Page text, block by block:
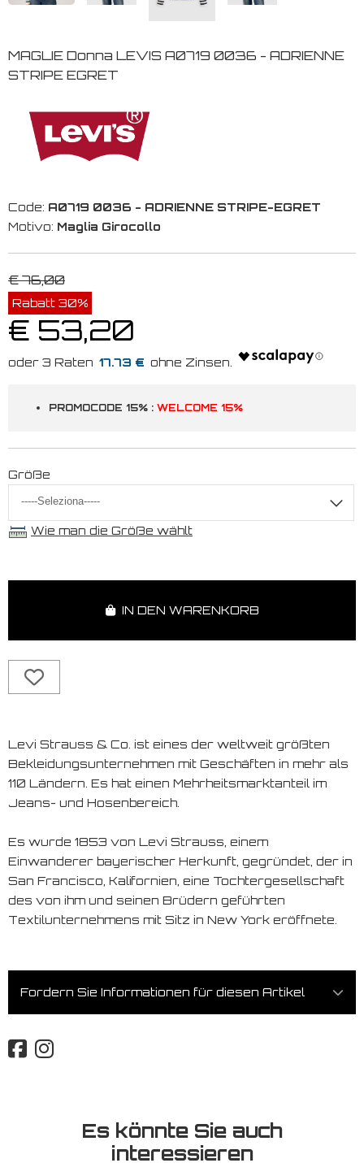
MAGLIE Donna LEVIS A0719 0036 - ADRIENNE
STRIPE EGRET
Code: A0719 0036 - ADRIENNE STRIPE-EGRET
Motivo: Maglia Girocollo
€ 76,00
Rabatt 30%
€ 53,20
17.73 €
PROMOCODE 15% : WELCOME 15%
Größe
Wie man die Größe wählt
IN DEN WARENKORB
Levi Strauss & Co. ist eines der weltweit größten
Bekleidungsunternehmen mit Geschäften in mehr als
110 Ländern. Es hat einen Mehrheitsmarktanteil im
Jeans- und Hosenbereich.
Es wurde 1853 von Levi Strauss, einem
Einwanderer bayerischer Herkunft, gegründet, der in
San Francisco, Kalifornien, eine Tochtergesellschaft
des von ihm und seinen Brüdern geführten
Textilunternehmens mit Sitz in New York eröffnete.
Fordern Sie Informationen für diesen Artikel
Es könnte Sie auch
interessieren